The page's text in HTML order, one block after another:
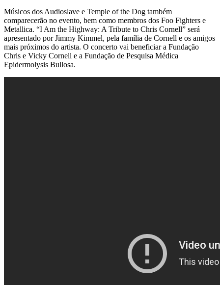
Músicos dos Audioslave e Temple of the Dog também
comparecerão no evento, bem como membros dos Foo Fighters e
Metallica. “I Am the Highway: A Tribute to Chris Cornell” será
apresentado por Jimmy Kimmel, pela família de Cornell e os amigos
mais próximos do artista. O concerto vai beneficiar a Fundação
Chris e Vicky Cornell e a Fundação de Pesquisa Médica
Epidermolysis Bullosa.